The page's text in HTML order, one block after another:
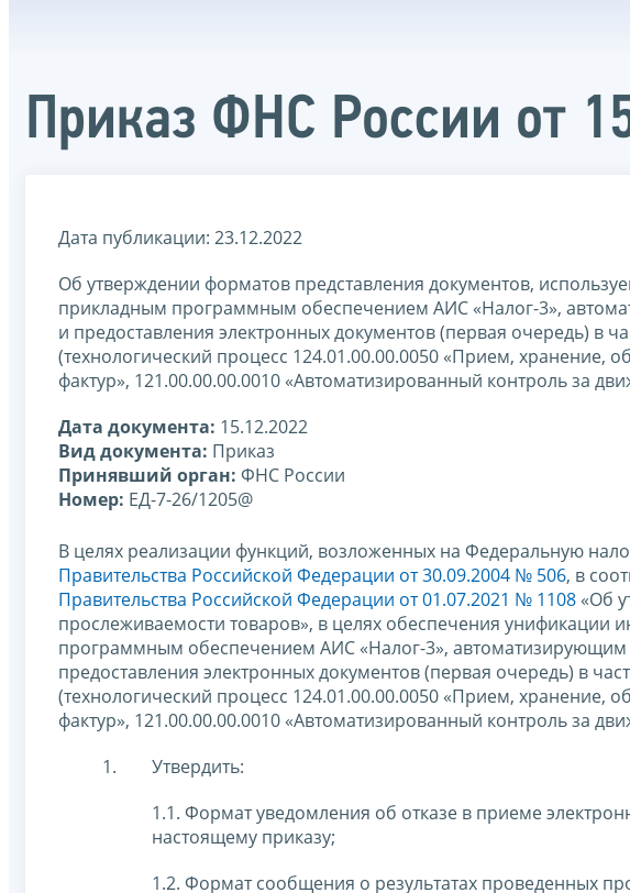
Приказ ФНС России от
Дата публикации: 23.12.2022
Об утверждении форматов представления документов,
прикладным программным обеспечением АИС «Налог-3»,
и предоставления электронных документов (первая очередь) в
(технологический процесс 124.01.00.00.0050 «Прием, хранение,
фактур», 121.00.00.00.0010 «Автоматизированный контроль за
Дата документа: 15.12.2022
Вид документа: Приказ
Принявший орган: ФНС России
Номер: ЕД-7-26/1205@
В целях реализации функций, возложенных на Федеральную
Правительства Российской Федерации от 30.09.2004 № 506, в
Правительства Российской Федерации от 01.07.2021 № 1108 «Об
прослеживаемости товаров», в целях обеспечения
программным обеспечением АИС «Налог-3», автоматизирующим
предоставления электронных документов (первая очередь) в
(технологический процесс 124.01.00.00.0050 «Прием, хранение,
фактур», 121.00.00.00.0010 «Автоматизированный контроль за
Утвердить:
1.1. Формат уведомления об отказе в приеме
настоящему приказу;
1.2. Формат сообщения о результатах проведенных